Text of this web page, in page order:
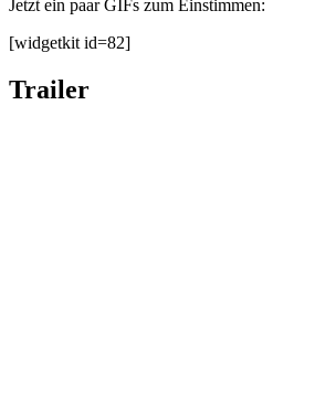
Jetzt ein paar GIFs zum Einstimmen:
[widgetkit id=82]
Trailer